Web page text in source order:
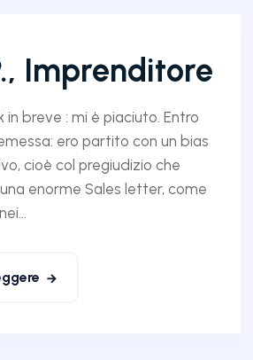
Imprenditore
breve : mi è piaciuto. Entro
ero partito con un bias
cioè col pregiudizio che
enorme Sales letter, come